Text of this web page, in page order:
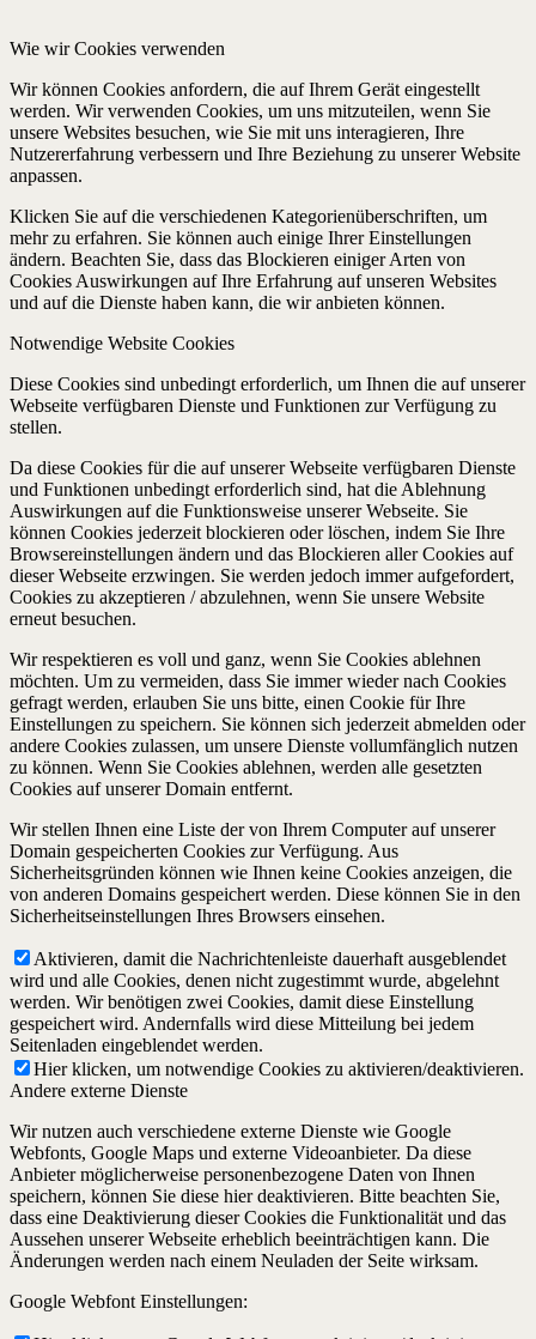
Wie wir Cookies verwenden
Wir können Cookies anfordern, die auf Ihrem Gerät eingestellt
werden. Wir verwenden Cookies, um uns mitzuteilen, wenn Sie
unsere Websites besuchen, wie Sie mit uns interagieren, Ihre
Nutzererfahrung verbessern und Ihre Beziehung zu unserer Website
anpassen.
Klicken Sie auf die verschiedenen Kategorienüberschriften, um
mehr zu erfahren. Sie können auch einige Ihrer Einstellungen
ändern. Beachten Sie, dass das Blockieren einiger Arten von
Cookies Auswirkungen auf Ihre Erfahrung auf unseren Websites
und auf die Dienste haben kann, die wir anbieten können.
Notwendige Website Cookies
Diese Cookies sind unbedingt erforderlich, um Ihnen die auf unserer
Webseite verfügbaren Dienste und Funktionen zur Verfügung zu
stellen.
Da diese Cookies für die auf unserer Webseite verfügbaren Dienste
und Funktionen unbedingt erforderlich sind, hat die Ablehnung
Auswirkungen auf die Funktionsweise unserer Webseite. Sie
können Cookies jederzeit blockieren oder löschen, indem Sie Ihre
Browsereinstellungen ändern und das Blockieren aller Cookies auf
dieser Webseite erzwingen. Sie werden jedoch immer aufgefordert,
Cookies zu akzeptieren / abzulehnen, wenn Sie unsere Website
erneut besuchen.
Wir respektieren es voll und ganz, wenn Sie Cookies ablehnen
möchten. Um zu vermeiden, dass Sie immer wieder nach Cookies
gefragt werden, erlauben Sie uns bitte, einen Cookie für Ihre
Einstellungen zu speichern. Sie können sich jederzeit abmelden oder
andere Cookies zulassen, um unsere Dienste vollumfänglich nutzen
zu können. Wenn Sie Cookies ablehnen, werden alle gesetzten
Cookies auf unserer Domain entfernt.
Wir stellen Ihnen eine Liste der von Ihrem Computer auf unserer
Domain gespeicherten Cookies zur Verfügung. Aus
Sicherheitsgründen können wie Ihnen keine Cookies anzeigen, die
von anderen Domains gespeichert werden. Diese können Sie in den
Sicherheitseinstellungen Ihres Browsers einsehen.
Aktivieren, damit die Nachrichtenleiste dauerhaft ausgeblendet
wird und alle Cookies, denen nicht zugestimmt wurde, abgelehnt
werden. Wir benötigen zwei Cookies, damit diese Einstellung
gespeichert wird. Andernfalls wird diese Mitteilung bei jedem
Seitenladen eingeblendet werden.
Hier klicken, um notwendige Cookies zu aktivieren/deaktivieren.
Andere externe Dienste
Wir nutzen auch verschiedene externe Dienste wie Google
Webfonts, Google Maps und externe Videoanbieter. Da diese
Anbieter möglicherweise personenbezogene Daten von Ihnen
speichern, können Sie diese hier deaktivieren. Bitte beachten Sie,
dass eine Deaktivierung dieser Cookies die Funktionalität und das
Aussehen unserer Webseite erheblich beeinträchtigen kann. Die
Änderungen werden nach einem Neuladen der Seite wirksam.
Google Webfont Einstellungen: